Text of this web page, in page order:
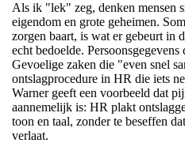
Als ik "lek" zeg, denken mensen
eigendom en grote geheimen.
zorgen baart, is wat er gebeurt in
echt bedoelde.
Gevoelige zaken die "even snel
ontslagprocedure in HR die iets
Warner geeft een voorbeeld dat
aannemelijk is: HR plakt
toon en taal, zonder te beseffen
verlaat.